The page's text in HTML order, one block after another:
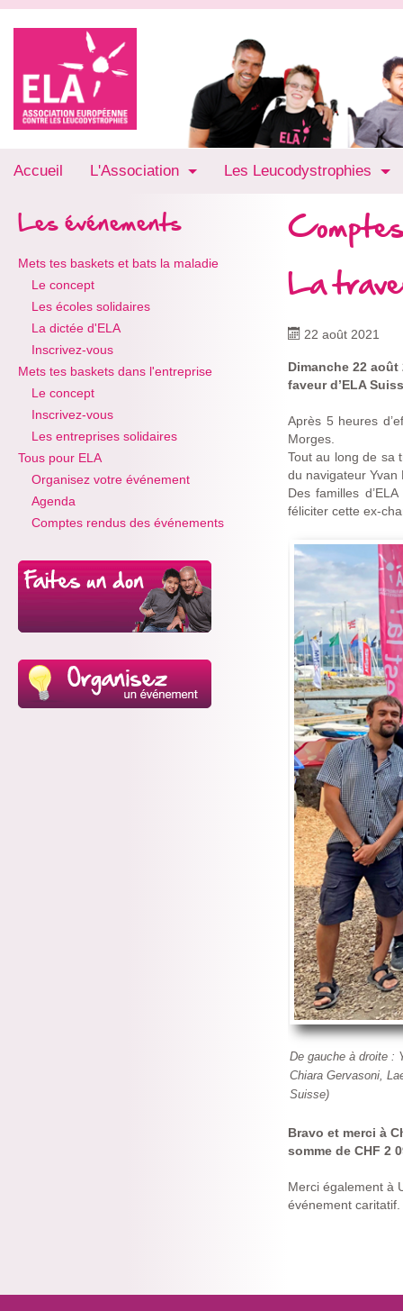
Accueil L'Association Les Leucodystrophies
Les événements
Mets tes baskets et bats la maladie
Le concept
Les écoles solidaires
La dictée d'ELA
Inscrivez-vous
Mets tes baskets dans l'entreprise
Le concept
Inscrivez-vous
Les entreprises solidaires
Tous pour ELA
Organisez votre événement
Agenda
Comptes rendus des événements
La
22 août 2021
Dimanche 22
faveur d’ELA
Après 5 heures
Morges.
Tout au long de sa
du navigateur Yvan
Des familles
féliciter cette ex-
De gauche à droite :
Chiara Gervasoni,
Suisse)
Bravo et merci à
somme de CHF 2
Merci également à
événement caritatif.